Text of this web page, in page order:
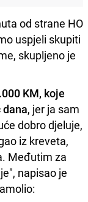
od strane HO
uspjeli skupiti
skupljeno je
KM, koje
, jer ja sam
dobro djeluje,
iz kreveta,
Međutim za
napisao je